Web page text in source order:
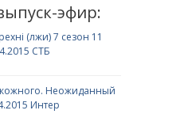
эфир:
(лжи) 7 сезон 11
СТБ
кожного. Неожиданный
Интер